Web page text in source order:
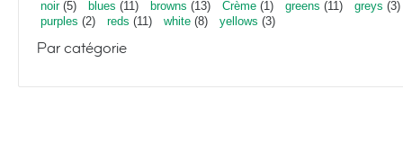
noir(5) blues (11) browns (13) Crème (1) greens (11) greys (3)
purples (2) reds (11) white (8) yellows (3)
Par catégorie